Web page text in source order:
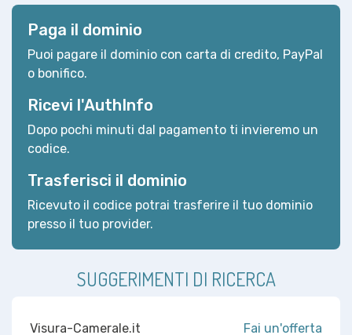
Paga il dominio
Puoi pagare il dominio con carta di credito, PayPal
o bonifico.
Ricevi l'AuthInfo
Dopo pochi minuti dal pagamento ti invieremo un
codice.
Trasferisci il dominio
Ricevuto il codice potrai trasferire il tuo dominio
presso il tuo provider.
SUGGERIMENTI DI RICERCA
Visura-Camerale.it Fai un'offerta